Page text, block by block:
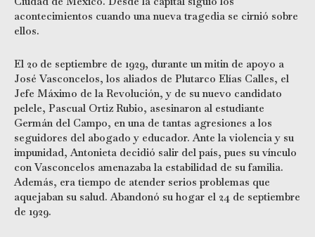
acontecimientos cuando una nueva tragedia se cirnió sobre
ellos.
El 20 de septiembre de 1929, durante un mitin de apoyo a
José Vasconcelos, los aliados de Plutarco Elías Calles, el
Jefe Máximo de la Revolución, y de su nuevo candidato
pelele, Pascual Ortiz Rubio, asesinaron al estudiante
Germán del Campo, en una de tantas agresiones a los
seguidores del abogado y educador. Ante la violencia y su
impunidad, Antonieta decidió salir del país, pues su vínculo
con Vasconcelos amenazaba la estabilidad de su familia.
Además, era tiempo de atender serios problemas que
aquejaban su salud. Abandonó su hogar el 24 de septiembre
de 1929.